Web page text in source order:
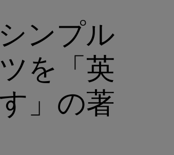
ンプル
を「英
」の著